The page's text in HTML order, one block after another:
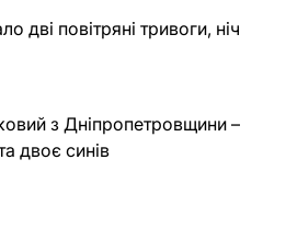
дві повітряні тривоги, ніч
з Дніпропетровщини –
двоє синів